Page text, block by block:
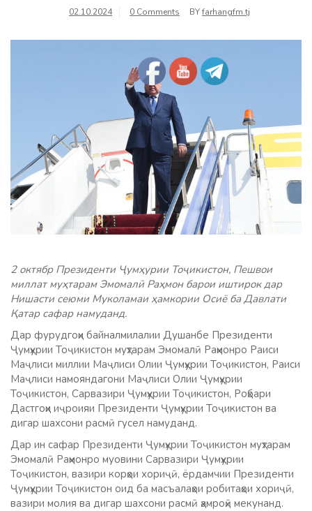
02.10.2024 0 Comments BYfarhangfm.tj
2 октябр Президенти Ҷумҳурии Тоҷикистон, Пешвои
миллат муҳтарам Эмомалӣ Раҳмон барои иштирок дар
Нишасти сеюми Муколамаи ҳамкории Осиё ба Давлати
Қатар сафар намуданд.
Дар фурудгоҳи байналмилалии Душанбе Президенти
Ҷумҳурии Тоҷикистон муҳтарам Эмомалӣ Раҳмонро Раиси
Маҷлиси миллии Маҷлиси Олии Ҷумҳурии Тоҷикистон, Раиси
Маҷлиси намояндагони Маҷлиси Олии Ҷумҳурии
Тоҷикистон, Сарвазири Ҷумҳурии Тоҷикистон, Роҳбари
Дастгоҳи иҷроияи Президенти Ҷумҳурии Тоҷикистон ва
дигар шахсони расмӣ гусел намуданд.
Дар ин сафар Президенти Ҷумҳурии Тоҷикистон муҳтарам
Эмомалӣ Раҳмонро муовини Сарвазири Ҷумҳурии
Тоҷикистон, вазири корҳои хориҷӣ, ёрдамчии Президенти
Ҷумҳурии Тоҷикистон оид ба масъалаҳои робитаҳои хориҷӣ,
вазири молия ва дигар шахсони расмӣ ҳамроҳӣ мекунанд.